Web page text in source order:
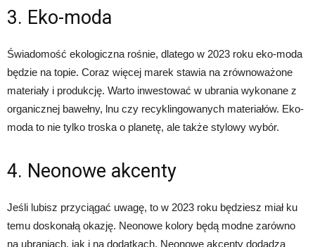
3. Eko-moda
Świadomość ekologiczna rośnie, dlatego w 2023 roku eko-moda
będzie na topie. Coraz więcej marek stawia na zrównoważone
materiały i produkcję. Warto inwestować w ubrania wykonane z
organicznej bawełny, lnu czy recyklingowanych materiałów. Eko-
moda to nie tylko troska o planetę, ale także stylowy wybór.
4. Neonowe akcenty
Jeśli lubisz przyciągać uwagę, to w 2023 roku będziesz miał ku
temu doskonałą okazję. Neonowe kolory będą modne zarówno
na ubraniach, jak i na dodatkach. Neonowe akcenty dodadzą